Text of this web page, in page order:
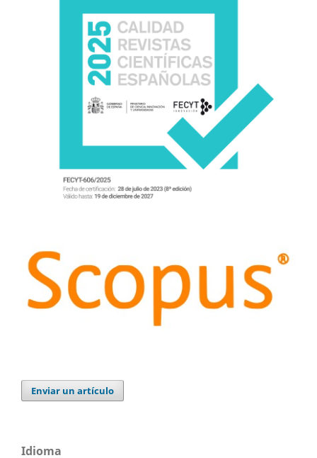
Enviar un artículo
Idioma